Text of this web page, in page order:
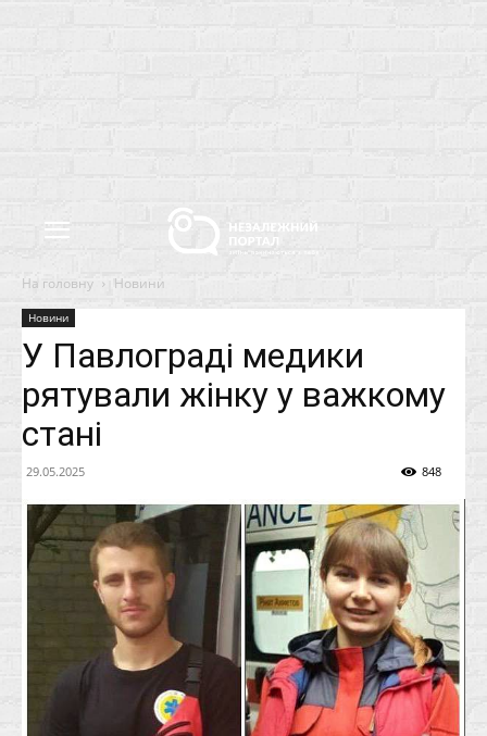
На головну Новини
Новини
У Павлограді медики
рятували жінку у важкому
стані
29.05.2025 848